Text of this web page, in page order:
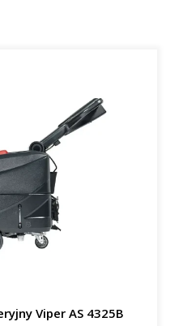
Viper AS 4325B